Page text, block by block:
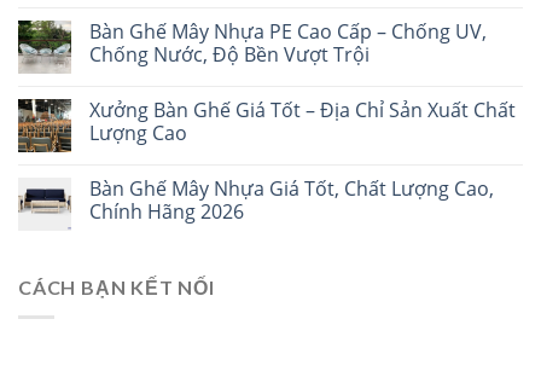
Bàn Ghế Mây Nhựa PE Cao Cấp – Chống UV,
Chống Nước, Độ Bền Vượt Trội
Xưởng Bàn Ghế Giá Tốt – Địa Chỉ Sản Xuất Chất
Lượng Cao
Bàn Ghế Mây Nhựa Giá Tốt, Chất Lượng Cao,
Chính Hãng 2026
CÁCH BẠN KẾT NỐI